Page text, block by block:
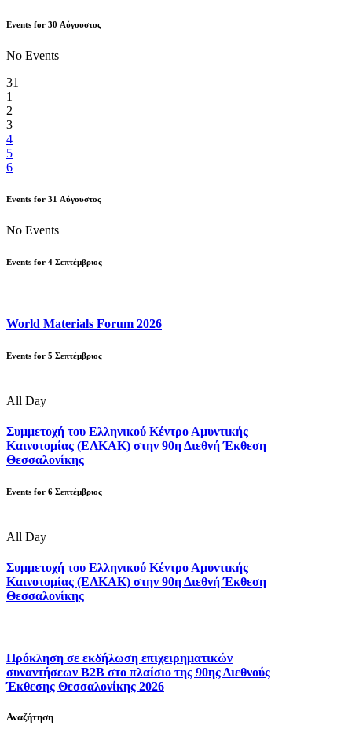
Events for 30 Αύγουστος
No Events
31
1
2
3
4
5
6
Events for 31 Αύγουστος
No Events
Events for 4 Σεπτέμβριος
World Materials Forum 2026
Events for 5 Σεπτέμβριος
All Day
Συμμετοχή του Ελληνικού Κέντρο Αμυντικής
Καινοτομίας (ΕΛΚΑΚ) στην 90η Διεθνή Έκθεση
Θεσσαλονίκης
Events for 6 Σεπτέμβριος
All Day
Συμμετοχή του Ελληνικού Κέντρο Αμυντικής
Καινοτομίας (ΕΛΚΑΚ) στην 90η Διεθνή Έκθεση
Θεσσαλονίκης
Πρόκληση σε εκδήλωση επιχειρηματικών
συναντήσεων B2B στο πλαίσιο της 90ης Διεθνούς
Έκθεσης Θεσσαλονίκης 2026
Αναζήτηση